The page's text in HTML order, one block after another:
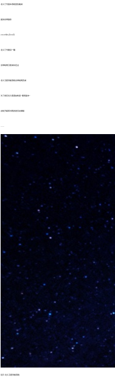
北斗三号基本系统宣告建成
提供全球服务
2020年6月30日
北斗三号最后一颗
全球组网卫星成功定点
北斗卫星导航系统全球组网完成
为了保证北斗星座始终是“最高版本”
在轨升级和补网发射仍在继续
……
近日 北斗卫星导航系统